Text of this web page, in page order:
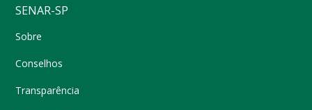
SENAR-SP
Sobre
Conselhos
Transparência